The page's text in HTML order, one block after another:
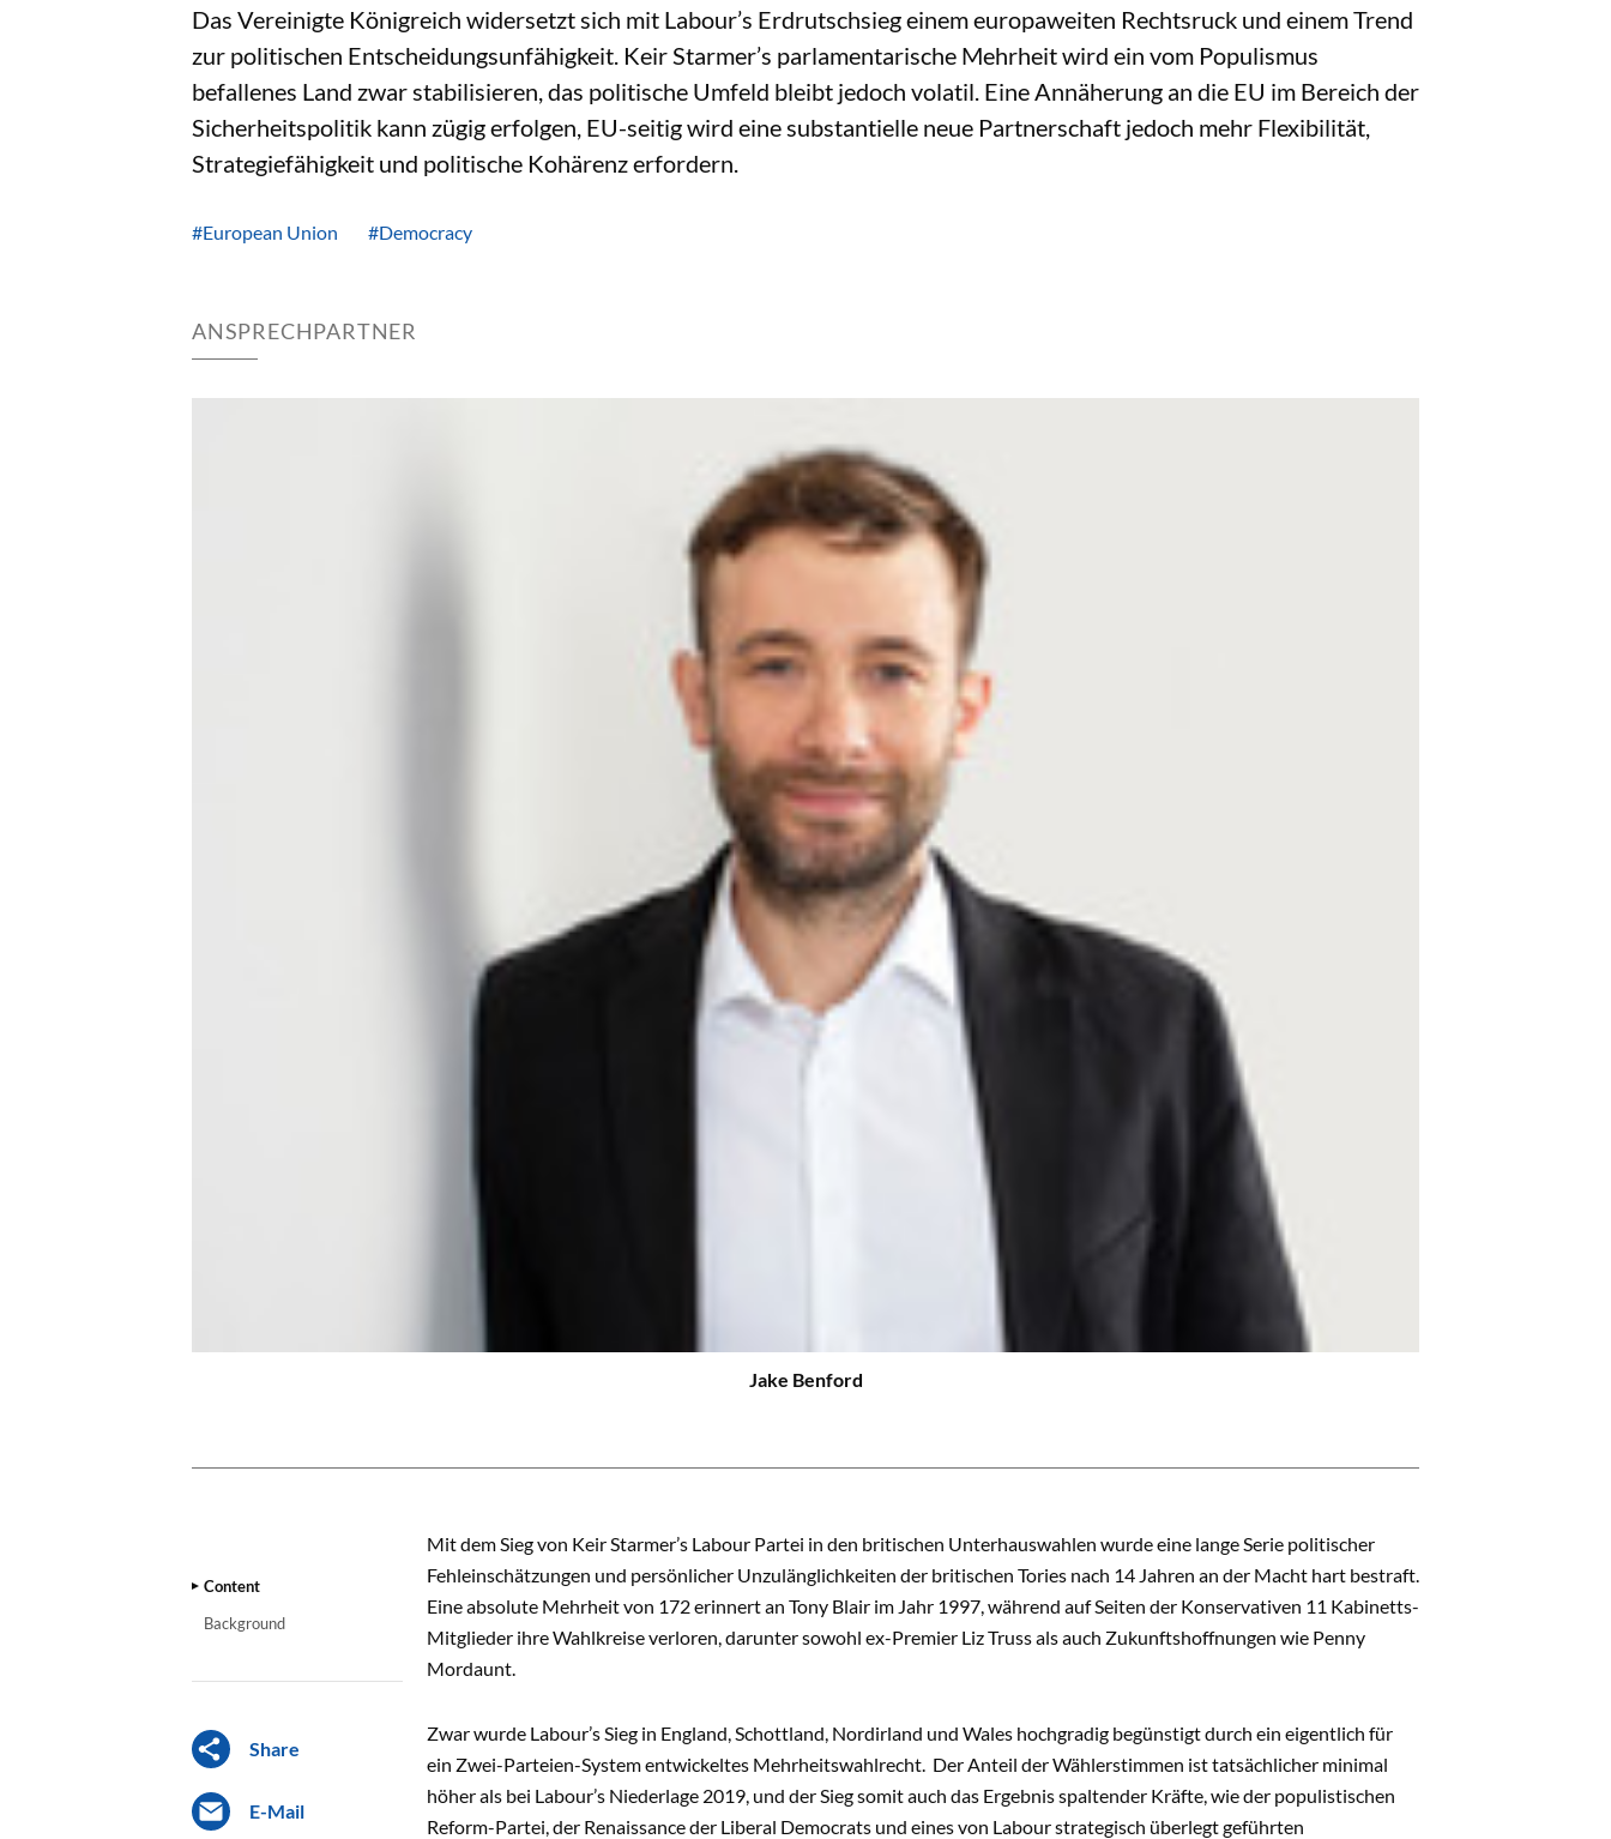
Das Vereinigte Königreich widersetzt sich mit Labour’s Erdrutschsieg einem europaweiten Rechtsruck und einem Trend
zur politischen Entscheidungsunfähigkeit. Keir Starmer’s parlamentarische Mehrheit wird ein vom Populismus
befallenes Land zwar stabilisieren, das politische Umfeld bleibt jedoch volatil. Eine Annäherung an die EU im Bereich der
Sicherheitspolitik kann zügig erfolgen, EU-seitig wird eine substantielle neue Partnerschaft jedoch mehr Flexibilität,
Strategiefähigkeit und politische Kohärenz erfordern.
#European Union #Democracy
ANSPRECHPARTNER
Jake Benford
Content
Background
Share
E-Mail
CONTENT
Mit dem Sieg von Keir Starmer’s Labour Partei in den britischen Unterhauswahlen wurde eine lange Serie politischer
Fehleinschätzungen und persönlicher Unzulänglichkeiten der britischen Tories nach 14 Jahren an der Macht hart bestraft.
Eine absolute Mehrheit von 172 erinnert an Tony Blair im Jahr 1997, während auf Seiten der Konservativen 11 Kabinetts-
Mitglieder ihre Wahlkreise verloren, darunter sowohl ex-Premier Liz Truss als auch Zukunftshoffnungen wie Penny
Mordaunt.
Zwar wurde Labour’s Sieg in England, Schottland, Nordirland und Wales hochgradig begünstigt durch ein eigentlich für
ein Zwei-Parteien-System entwickeltes Mehrheitswahlrecht. Der Anteil der Wählerstimmen ist tatsächlicher minimal
höher als bei Labour’s Niederlage 2019, und der Sieg somit auch das Ergebnis spaltender Kräfte, wie der populistischen
Reform-Partei, der Renaissance der Liberal Democrats und eines von Labour strategisch überlegt geführten